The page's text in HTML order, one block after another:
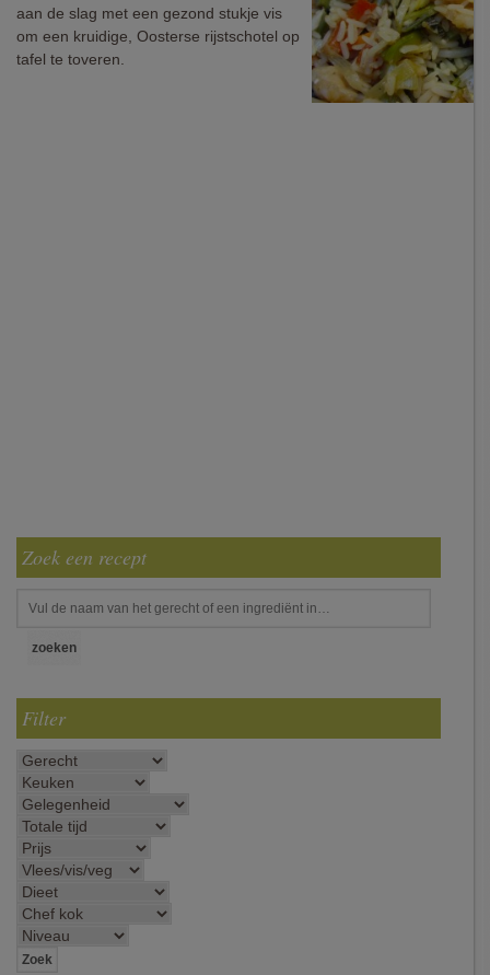
aan de slag met een gezond stukje vis
om een kruidige, Oosterse rijstschotel op
tafel te toveren.
Zoek een recept
Filter